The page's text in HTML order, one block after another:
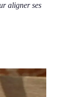
aligner ses